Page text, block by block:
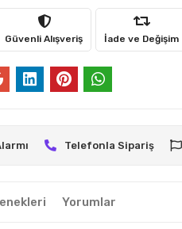
Güvenli Alışveriş İade ve Değişim
Telefonla Sipariş
Yorumlar